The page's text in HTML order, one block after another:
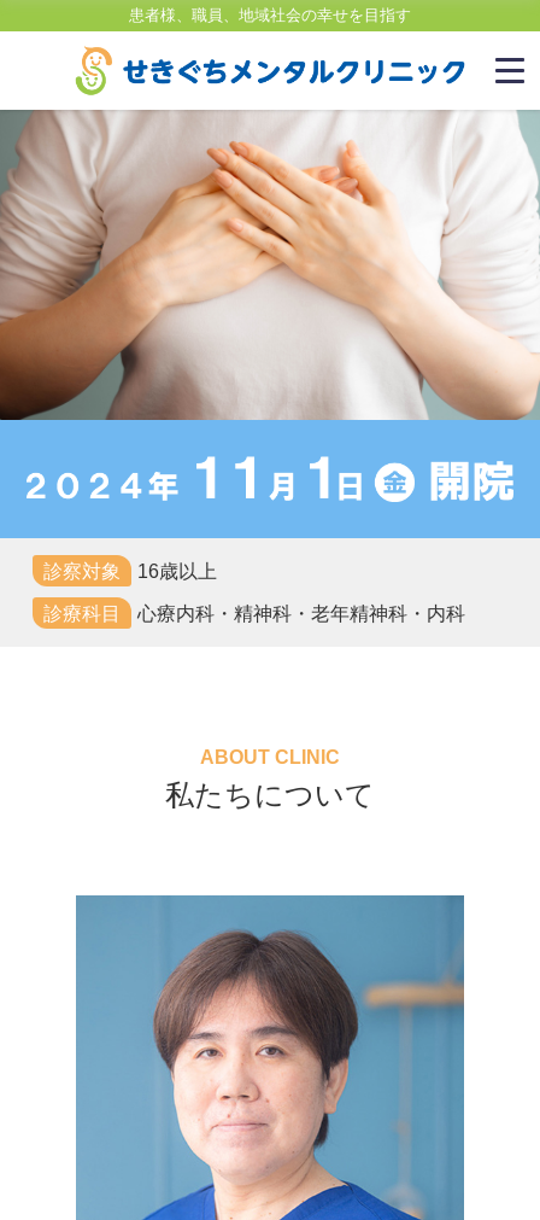
患者様、職員、地域社会の幸せを目指す
診察対象 16歳以上
診療科目 心療内科・精神科・老年精神科・内科
私たちについて